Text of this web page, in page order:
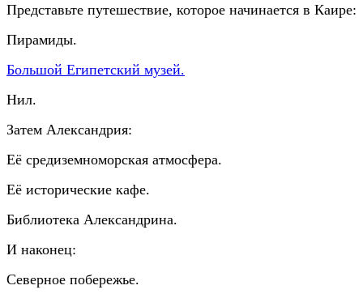
Представьте путешествие, которое начинается в Каире:
Пирамиды.
Большой Египетский музей.
Нил.
Затем Александрия:
Её средиземноморская атмосфера.
Её исторические кафе.
Библиотека Александрина.
И наконец:
Северное побережье.